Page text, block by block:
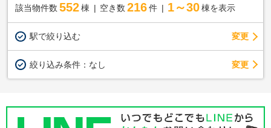
該当物件数 552棟 空き数 216 件 1～30 棟を表示
駅で絞り込む 変更
絞り込み条件： なし 変更